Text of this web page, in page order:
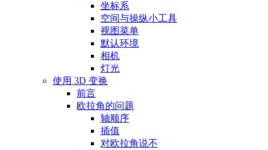
坐标系
空间与操纵小工具
视图菜单
默认环境
相机
灯光
使用 3D 变换
前言
欧拉角的问题
轴顺序
插值
对欧拉角说不